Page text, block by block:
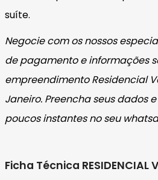
suíte.
Negocie com os nossos
de pagamento e informações
empreendimento Residencial
Janeiro. Preencha seus dados
poucos instantes no seu
Ficha Técnica RESIDENCIAL